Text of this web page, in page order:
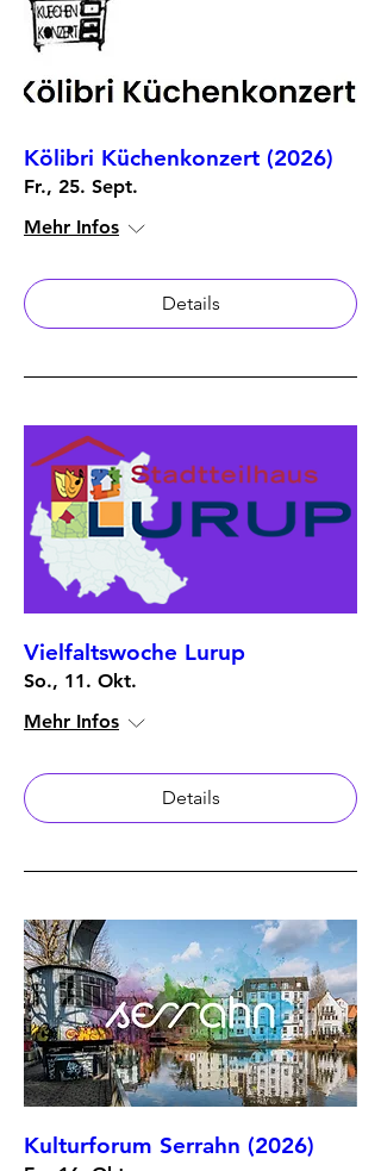
Kölibri Küchenkonzert (2026)
Fr., 25. Sept.
Mehr Infos
Details
Vielfaltswoche Lurup
So., 11. Okt.
Mehr Infos
Details
Kulturforum Serrahn (2026)